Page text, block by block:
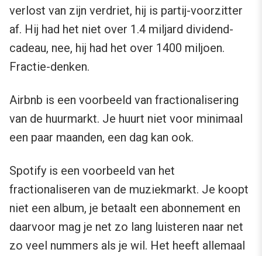
verlost van zijn verdriet, hij is partij-voorzitter
af. Hij had het niet over 1.4 miljard dividend-
cadeau, nee, hij had het over 1400 miljoen.
Fractie-denken.
Airbnb is een voorbeeld van fractionalisering
van de huurmarkt. Je huurt niet voor minimaal
een paar maanden, een dag kan ook.
Spotify is een voorbeeld van het
fractionaliseren van de muziekmarkt. Je koopt
niet een album, je betaalt een abonnement en
daarvoor mag je net zo lang luisteren naar net
zo veel nummers als je wil. Het heeft allemaal